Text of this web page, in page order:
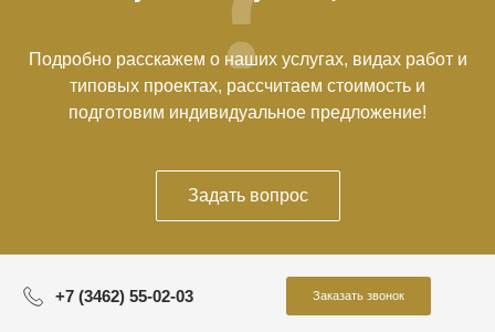
Подробно расскажем о наших услугах, видах работ и
типовых проектах, рассчитаем стоимость и
подготовим индивидуальное предложение!
Задать вопрос
+7 (3462) 55-02-03 Заказать звонок